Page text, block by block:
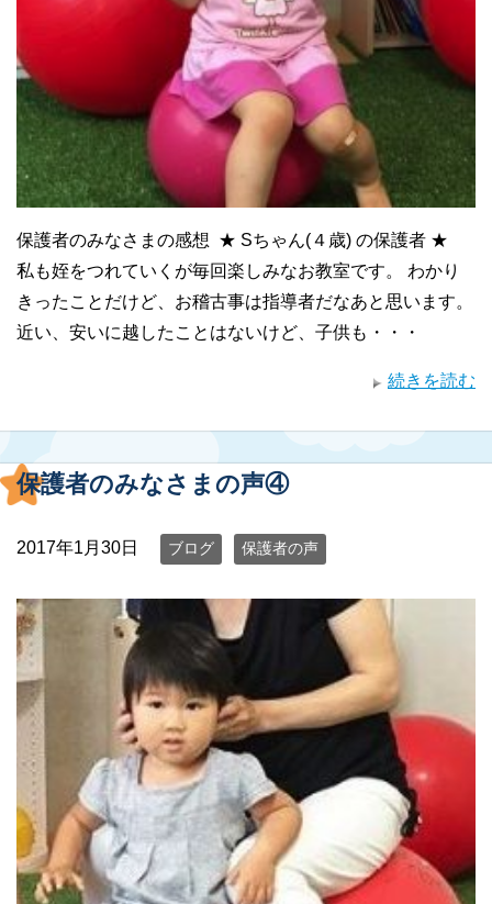
保護者のみなさまの感想 ★ Sちゃん(４歳) の保護者 ★
私も姪をつれていくが毎回楽しみなお教室です。 わかり
きったことだけど、お稽古事は指導者だなあと思います。
近い、安いに越したことはないけど、子供も・・・
続きを読む
保護者のみなさまの声④
2017年1月30日 ブログ 保護者の声